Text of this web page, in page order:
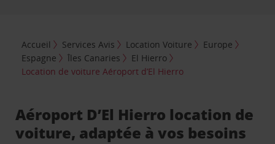
Accueil Services Avis Location Voiture
Europe
Espagne
Îles Canaries
El Hierro
Location de voiture Aéroport d’El Hierro
Aéroport D’El Hierro location de
voiture, adaptée à vos besoins